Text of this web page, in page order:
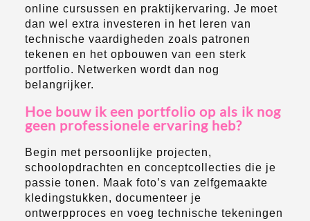
online cursussen en praktijkervaring. Je moet
dan wel extra investeren in het leren van
technische vaardigheden zoals patronen
tekenen en het opbouwen van een sterk
portfolio. Netwerken wordt dan nog
belangrijker.
Hoe bouw ik een portfolio op als ik nog
geen professionele ervaring heb?
Begin met persoonlijke projecten,
schoolopdrachten en conceptcollecties die je
passie tonen. Maak foto’s van zelfgemaakte
kledingstukken, documenteer je
ontwerpproces en voeg technische tekeningen